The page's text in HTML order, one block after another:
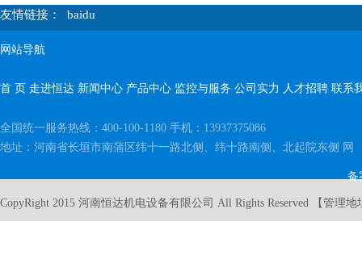
友情链接： baidu
网站导航
首 页 走进恒达 新闻中心 产品中心 监控与服务 公司实力 人才招聘 联系
全国统一服务热线：400-100-1180 手机：13937375086
地址：河南省长垣市南蒲区纬十一路北侧、纬十路南侧、北起院东侧 网
备
CopyRight 2015 河南恒达机电设备有限公司 All Rights Reserved 【 管理地